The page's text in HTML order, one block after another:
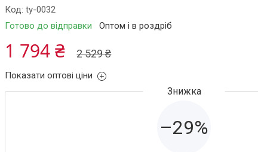
Готово до відправки Оптом і в роздріб
Код:ty-0032
2 529 ₴
1 794 ₴
Показати оптові ціни
–29%